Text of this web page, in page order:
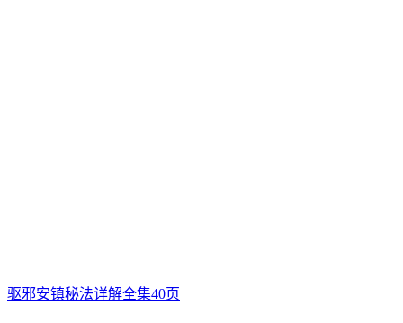
驱邪安镇秘法详解全集40页